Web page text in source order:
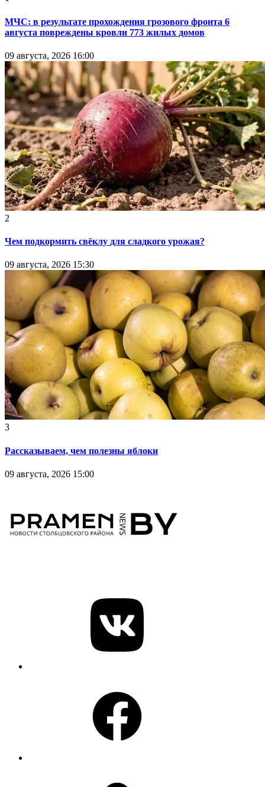
МЧС: в результате прохождения грозового фронта 6
августа повреждены кровли 773 жилых домов
09 августа, 2026 16:00
2
Чем подкормить свёклу для сладкого урожая?
09 августа, 2026 15:30
3
Рассказываем, чем полезны яблоки
09 августа, 2026 15:00